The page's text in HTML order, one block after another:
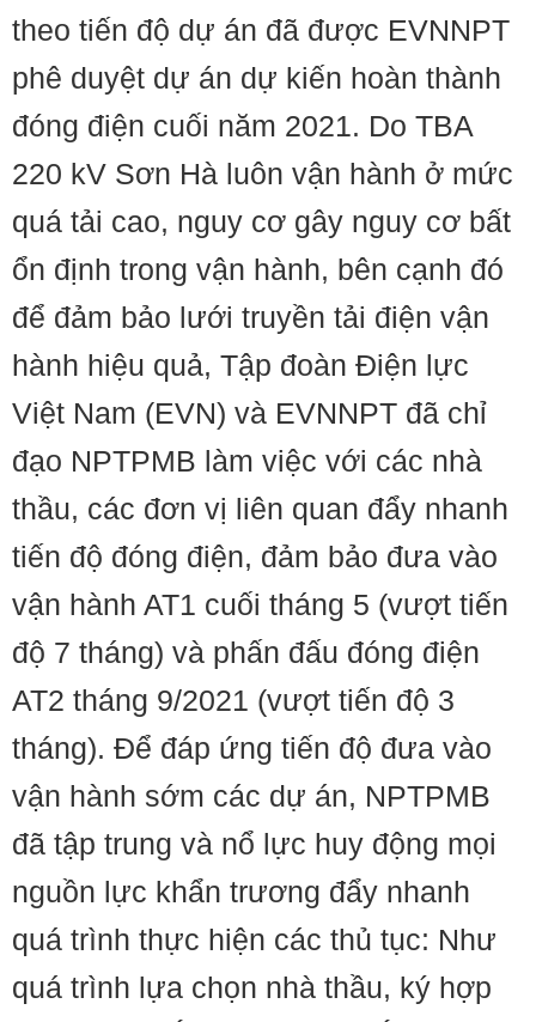
theo tiến độ dự án đã được EVNNPT
phê duyệt dự án dự kiến hoàn thành
đóng điện cuối năm 2021. Do TBA
220 kV Sơn Hà luôn vận hành ở mức
quá tải cao, nguy cơ gây nguy cơ bất
ổn định trong vận hành, bên cạnh đó
để đảm bảo lưới truyền tải điện vận
hành hiệu quả, Tập đoàn Điện lực
Việt Nam (EVN) và EVNNPT đã chỉ
đạo NPTPMB làm việc với các nhà
thầu, các đơn vị liên quan đẩy nhanh
tiến độ đóng điện, đảm bảo đưa vào
vận hành AT1 cuối tháng 5 (vượt tiến
độ 7 tháng) và phấn đấu đóng điện
AT2 tháng 9/2021 (vượt tiến độ 3
tháng). Để đáp ứng tiến độ đưa vào
vận hành sớm các dự án, NPTPMB
đã tập trung và nổ lực huy động mọi
nguồn lực khẩn trương đẩy nhanh
quá trình thực hiện các thủ tục: Như
quá trình lựa chọn nhà thầu, ký hợp